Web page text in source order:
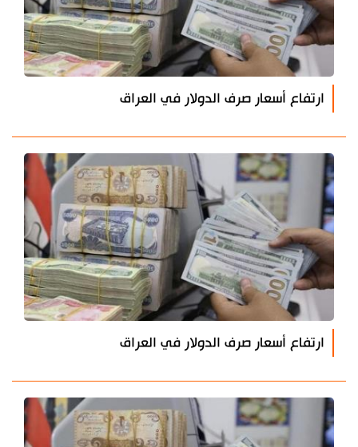
ارتفاع أسعار صرف الدولار في العراق
ارتفاع أسعار صرف الدولار في العراق